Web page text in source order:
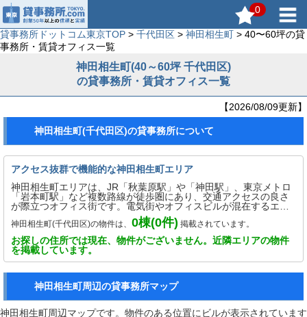
0
貸事務所ドットコム東京TOP > 千代田区 > 神田相生町 > 40〜60坪の貸
事務所・賃貸オフィス一覧
神田相生町(40～60坪 千代田区)
の貸事務所・賃貸オフィス一覧
【2026/08/09更新】
神田相生町(千代田区)の貸事務所について
アクセス抜群で機能的な神田相生町エリア
神田相生町エリアは、JR「秋葉原駅」や「神田駅」、東京メトロ
「岩本町駅」など複数路線が徒歩圏にあり、交通アクセスの良さ
が際立つオフィス街です。電気街やオフィスビルが混在するエリ
アで、利便性と活気のある環境が整っています。中小規模のオフ
ィスが多く、IT系やスタートアップ、士業、営業拠点を求める企
業に人気です。周辺には飲食店や商業施設も充実しており、働き
やすさの面でも好評価。機動力とコストのバランスを重視する企
業にとって、神田相生町エリアは実用性の高い賃貸オフィスエリ
アです。
神田相生町(千代田区)の物件は、 0棟(0件) 掲載されています。
お探しの住所では現在、物件がございません。近隣エリアの物件
を掲載しています。
神田相生町周辺の貸事務所マップ
神田相生町周辺マップです。物件のある位置にビルが表示されています